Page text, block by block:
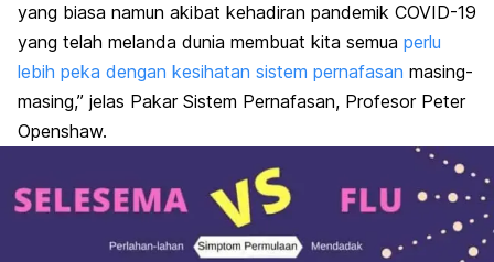
yang biasa namun akibat kehadiran pandemik COVID-19
yang telah melanda dunia membuat kita semua perlu
lebih peka dengan kesihatan sistem pernafasan masing-
masing,” jelas Pakar Sistem Pernafasan, Profesor Peter
Openshaw.